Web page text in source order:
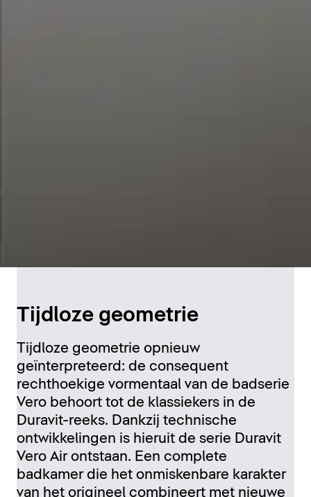
Tijdloze geometrie
Tijdloze geometrie opnieuw
geïnterpreteerd: de consequent
rechthoekige vormentaal van de badserie
Vero behoort tot de klassiekers in de
Duravit-reeks. Dankzij technische
ontwikkelingen is hieruit de serie Duravit
Vero Air ontstaan. Een complete
badkamer die het onmiskenbare karakter
van het origineel combineert met nieuwe